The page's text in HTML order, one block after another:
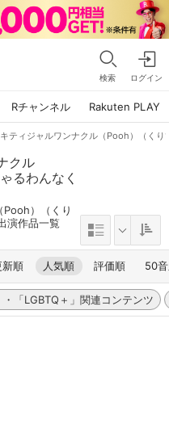
検索 ログイン
Rチャンネル Rakuten PLAY
ティジャルワンナクル（Pooh）（く
クル
るわんなく
Pooh）（くり
演作品一覧
新順 人気順 評価順 50
・「LGBTQ＋」関連コンテンツ